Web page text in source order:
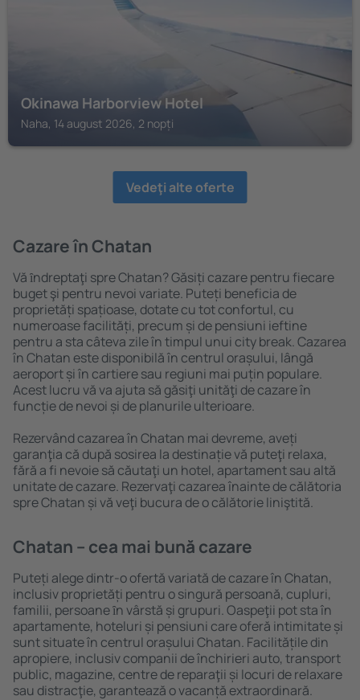
Okinawa Harborview Hotel
Naha, 14 august 2026, 2 nopți
Vedeţi alte oferte
Cazare în Chatan
Vă ȋndreptaţi spre Chatan? Găsiți cazare pentru fiecare
buget şi pentru nevoi variate. Puteți beneficia de
proprietăți spațioase, dotate cu tot confortul, cu
numeroase facilități, precum și de pensiuni ieftine
pentru a sta câteva zile în timpul unui city break. Cazarea
în Chatan este disponibilă în centrul orașului, lângă
aeroport și în cartiere sau regiuni mai puțin populare.
Acest lucru vă va ajuta să găsiţi unităţi de cazare în
funcție de nevoi și de planurile ulterioare.
Rezervând cazarea în Chatan mai devreme, aveți
garanţia că după sosirea la destinație vă puteţi relaxa,
fără a fi nevoie să căutaţi un hotel, apartament sau altă
unitate de cazare. Rezervaţi cazarea înainte de călătoria
spre Chatan și vă veţi bucura de o călătorie liniştită.
Chatan – cea mai bună cazare
Puteți alege dintr-o ofertă variată de cazare în Chatan,
inclusiv proprietăți pentru o singură persoană, cupluri,
familii, persoane ȋn vârstă și grupuri. Oaspeţii pot sta în
apartamente, hoteluri și pensiuni care oferă intimitate și
sunt situate în centrul orașului Chatan. Facilitățile din
apropiere, inclusiv companii de închirieri auto, transport
public, magazine, centre de reparaţii și locuri de relaxare
sau distracţie, garantează o vacanță extraordinară.